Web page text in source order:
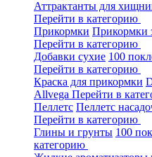
Аттрактанты для
Перейти в категорию
Прикормки Прикормки
Перейти в категорию
Добавки сухие 100
Перейти в категорию
Краска для прикормки
Allvega Перейти в
Пеллетс Пеллетс
Перейти в категорию
Глины и грунты 100
категорию